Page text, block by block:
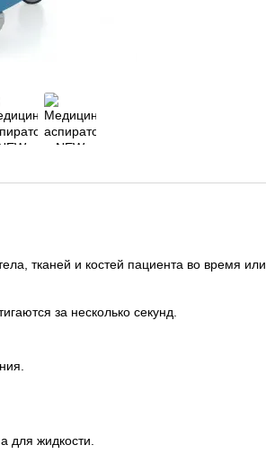
тканей и костей пациента во время или
за несколько секунд.
для жидкости.